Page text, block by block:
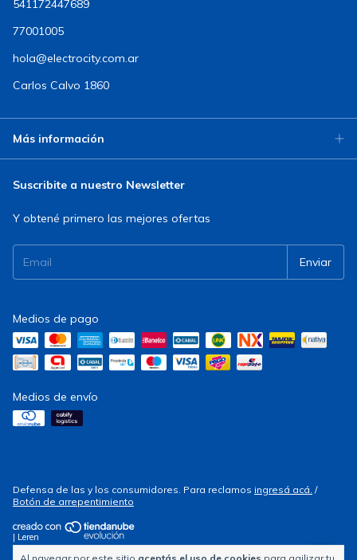
541172447689
77001005
hola@electrocity.com.ar
Carlos Calvo 1860
Más información
Suscribite a nuestro Newsletter
Y obtené primero las mejores ofertas
Medios de pago
Medios de envío
Defensa de las y los consumidores. Para reclamos ingresá acá. /
Botón de arrepentimiento
| Leren